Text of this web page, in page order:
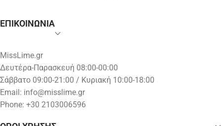
ΕΠΙΚΟΙΝΩΝΙΑ
MissLime.gr
Δευτέρα-Παρασκευή 08:00-00:00
Σάββατο 09:00-21:00 / Κυριακή 10:00-18:00
Email: info@misslime.gr
Phone: +30 2103006596